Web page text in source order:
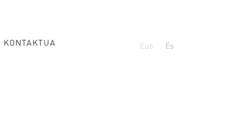
KONTAKTUA Eus Es